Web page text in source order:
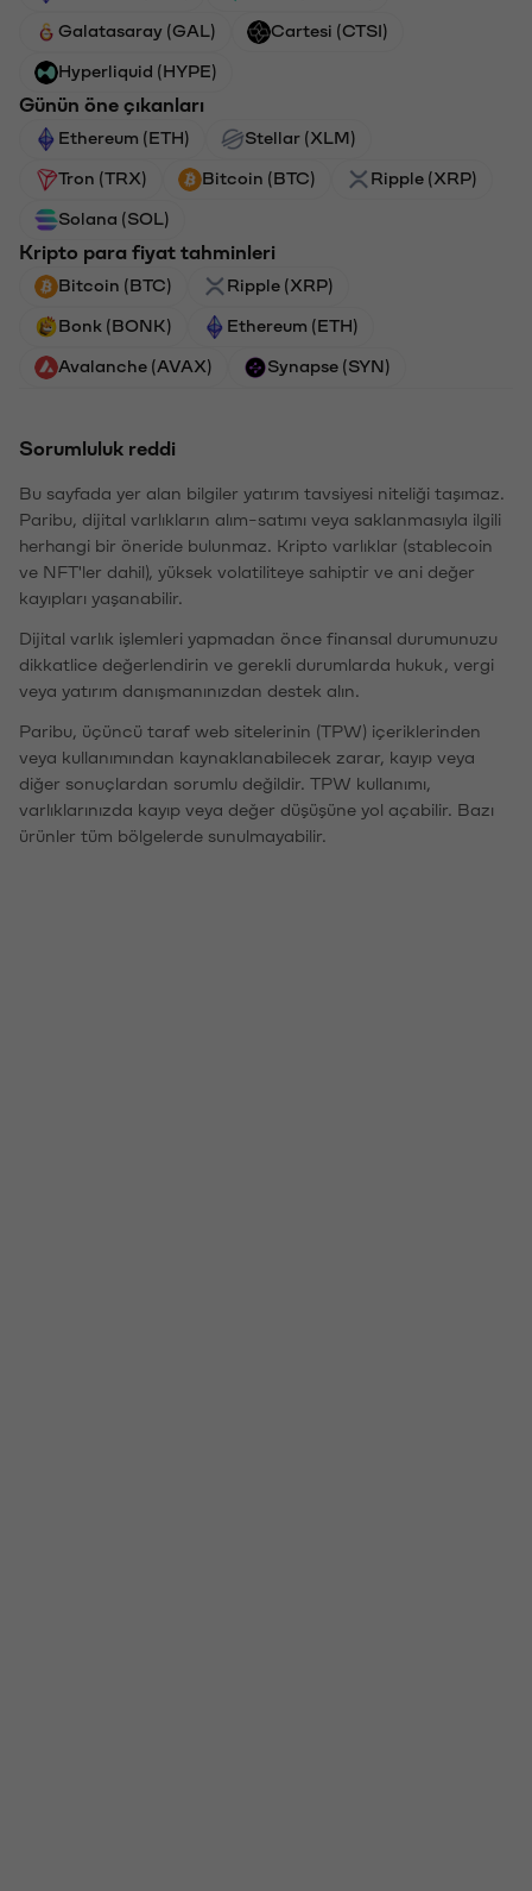
Galatasaray (GAL) Cartesi (CTSI)
Hyperliquid (HYPE)
Günün öne çıkanları
Ethereum (ETH) Stellar (XLM)
Tron (TRX) Bitcoin (BTC) Ripple (XRP)
Solana (SOL)
Kripto para fiyat tahminleri
Bitcoin (BTC) Ripple (XRP)
Bonk (BONK) Ethereum (ETH)
Avalanche (AVAX) Synapse (SYN)
Sorumluluk reddi
Bu sayfada yer alan bilgiler yatırım tavsiyesi niteliği taşımaz.
Paribu, dijital varlıkların alım-satımı veya saklanmasıyla ilgili
herhangi bir öneride bulunmaz. Kripto varlıklar (stablecoin
ve NFT'ler dahil), yüksek volatiliteye sahiptir ve ani değer
kayıpları yaşanabilir.
Dijital varlık işlemleri yapmadan önce finansal durumunuzu
dikkatlice değerlendirin ve gerekli durumlarda hukuk, vergi
veya yatırım danışmanınızdan destek alın.
Paribu, üçüncü taraf web sitelerinin (TPW) içeriklerinden
veya kullanımından kaynaklanabilecek zarar, kayıp veya
diğer sonuçlardan sorumlu değildir. TPW kullanımı,
varlıklarınızda kayıp veya değer düşüşüne yol açabilir. Bazı
ürünler tüm bölgelerde sunulmayabilir.